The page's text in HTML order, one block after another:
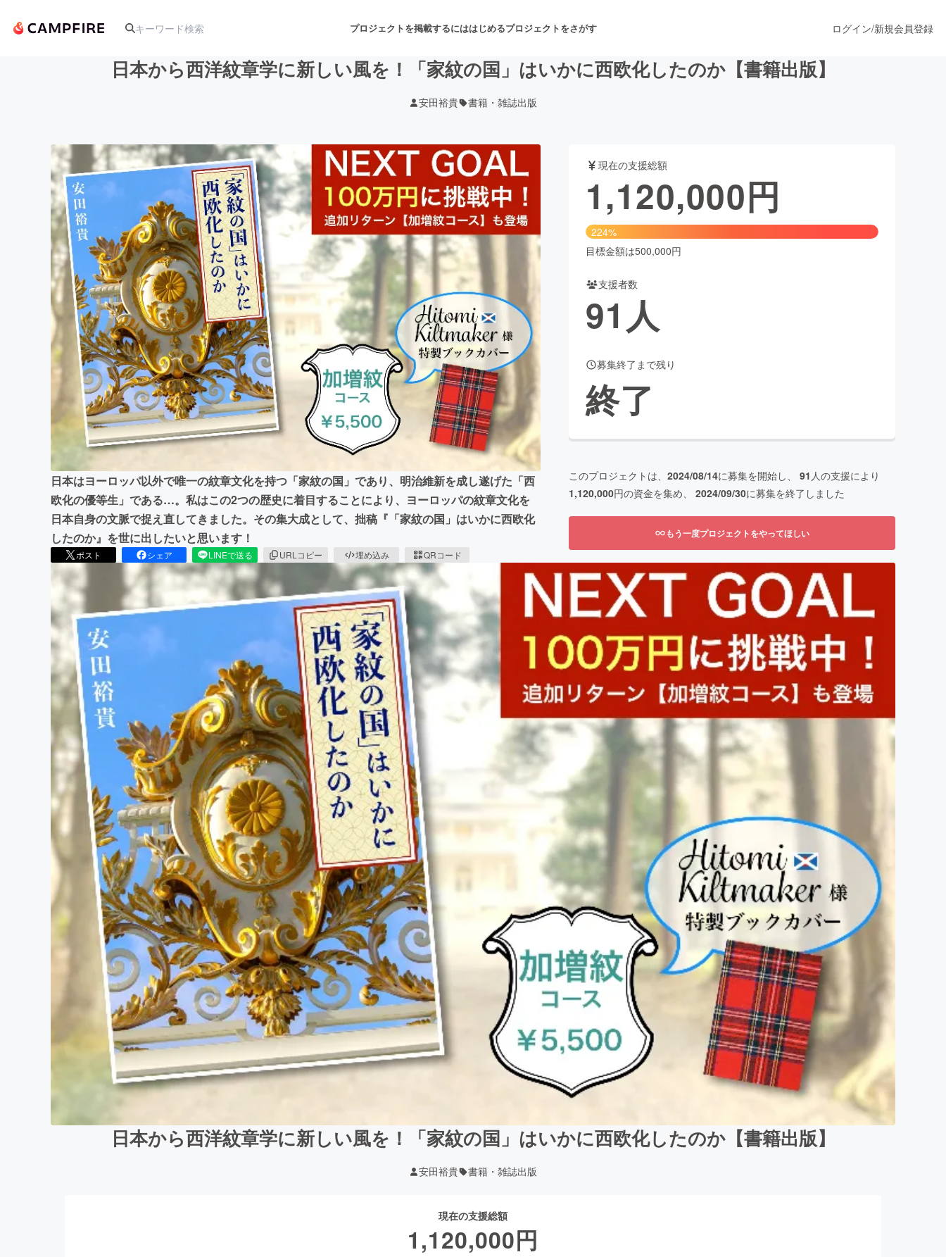
プロジェクトを掲載するにははじめるプロジェクトをさがす
アート・写真 音楽 舞台・パフォーマンス
テクノロジー・ガジェット ゲーム・サービス開発 フード・飲食店 ファッション
映像・映画 書籍・雑誌出版 アニメ・漫画
ビジネス・起業 チャレンジ ビューティー・ヘルスケア
まちづくり・地域活性化
CAMPFIRE for Social GoodCAMPFIRE Creation
CAMPFIREふるさと納税machi-ya コミュニティ
ログイン/新規会員登録
日本から西洋紋章学に新しい風を！「家紋の国」はいかに西欧化したのか【書籍出版】
安田裕貴 書籍・雑誌出版
日本はヨーロッパ以外で唯一の紋章文化を持つ「家紋の国」であり、明治維新を成し遂げた「西
欧化の優等生」である…。私はこの2つの歴史に着目することにより、ヨーロッパの紋章文化を
日本自身の文脈で捉え直してきました。その集大成として、拙稿『「家紋の国」はいかに西欧化
したのか』を世に出したいと思います！
ポスト シェア LINEで送る URLコピー 埋め込み QRコード
現在の支援総額
1,120,000円
224%
目標金額は500,000円
支援者数
91 人
募集終了まで残り
終了
このプロジェクトは、 2024/08/14に募集を開始し、 91 人の支援により
1,120,000円の資金を集め、 2024/09/30に募集を終了しました
もう一度プロジェクトをやってほしい
日本から西洋紋章学に新しい風を！「家紋の国」はいかに西欧化したのか【書籍出版】
安田裕貴 書籍・雑誌出版
現在の支援総額
1,120,000円